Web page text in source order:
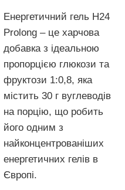
Енергетичний гель H24
Prolong – це харчова
добавка з ідеальною
пропорцією глюкози та
фруктози 1:0,8, яка
містить 30 г вуглеводів
на порцію, що робить
його одним з
найконцентрованіших
енергетичних гелів в
Європі.